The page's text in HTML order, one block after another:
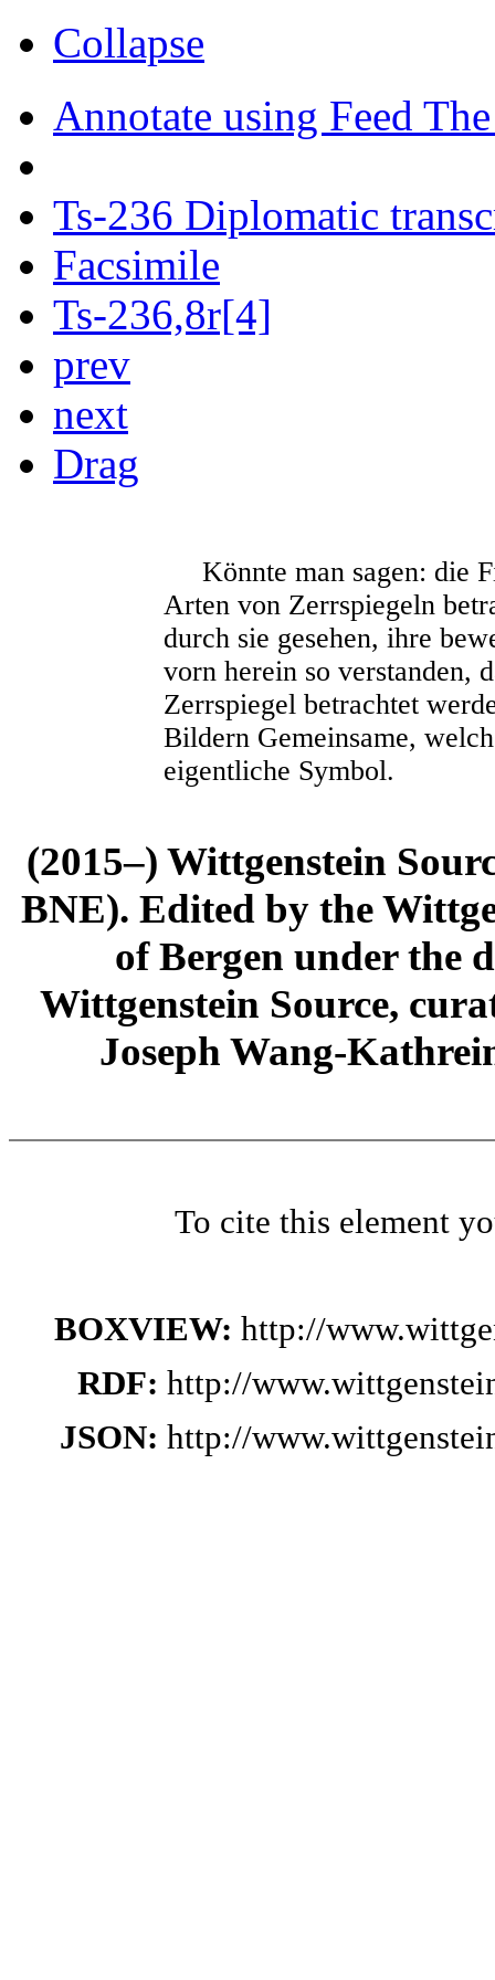
Collapse
Annotate using Feed
Ts-236 Diplomatic
Facsimile
Ts-236,8r[4]
prev
next
Drag
Könnte man sagen: die
Arten von Zerrspiegeln
durch sie gesehen, ihre
vorn herein so verstanden,
Zerrspiegel betrachtet
Bildern Gemeinsame,
eigentliche Symbol.
(2015–) Wittgenstein
BNE). Edited by the
of Bergen under the
Wittgenstein Source,
Joseph Wang-
To cite this element
BOXVIEW: http://
RDF: http://
JSON: http://